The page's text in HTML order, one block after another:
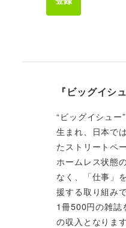
『ビッグイシ
“ビッグイシュ
生まれ、日本で
たストリートペ
ホームレス状態
なく、「仕事」
援する取り組みで
1冊500円の雑誌
の収入となります